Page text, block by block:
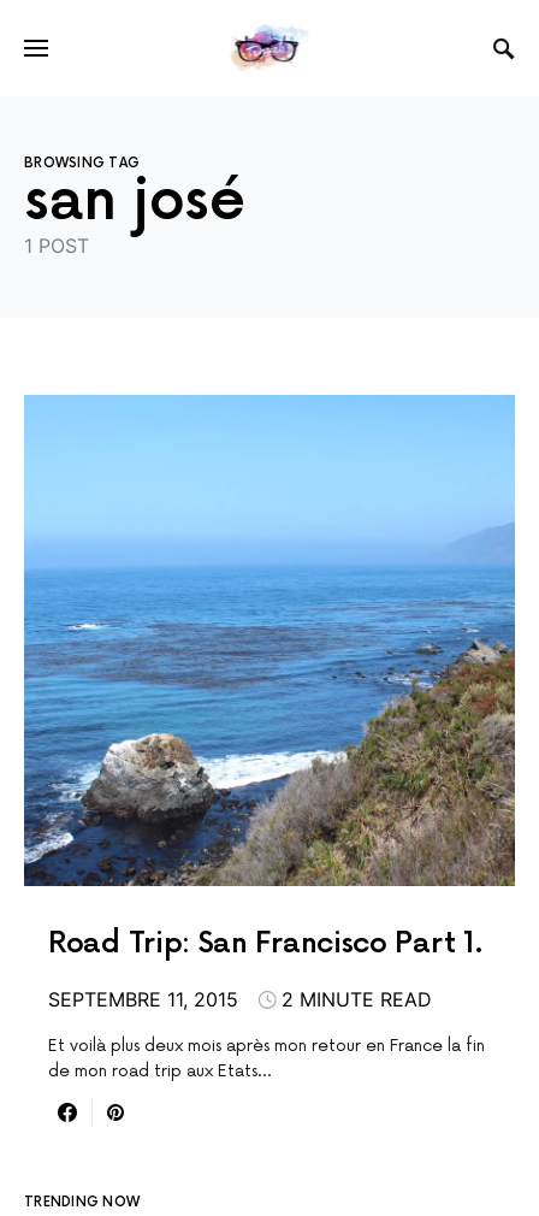
BROWSING TAG
san josé
1 POST
Road Trip: San Francisco Part 1.
SEPTEMBRE 11, 2015 2 MINUTE READ
Et voilà plus deux mois après mon retour en France la fin
de mon road trip aux Etats…
TRENDING NOW